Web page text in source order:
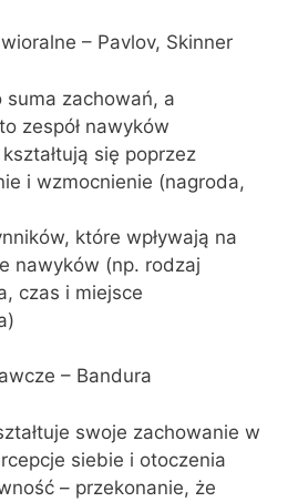
– Pavlov, Skinner
suma zachowań, a
zespół nawyków
się poprzez
i wzmocnienie (nagroda,
które wpływają na
nawyków (np. rodzaj
czas i miejsce
– Bandura
swoje zachowanie w
siebie i otoczenia
– przekonanie, że